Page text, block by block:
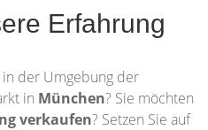
Erfahrung
der Umgebung der
in München? Sie möchten
verkaufen? Setzen Sie auf